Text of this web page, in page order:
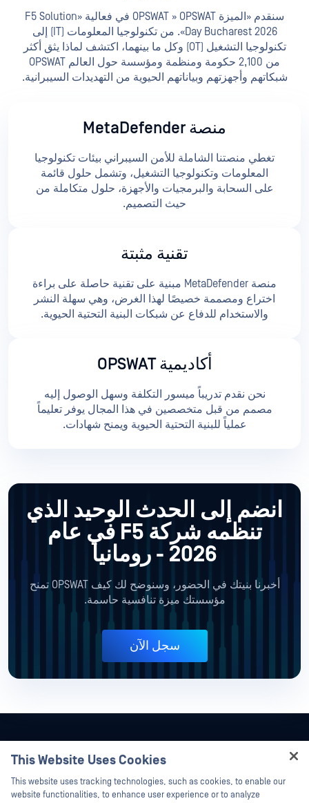
سنقدم «الميزة OPSWAT » OPSWAT في فعالية «F5 Solution
Day Bucharest 2026». من تكنولوجيا المعلومات (IT) إلى
تكنولوجيا التشغيل (OT) وكل ما بينهما، اكتشف لماذا يثق أكثر
من 2,100 حكومة ومنظمة ومؤسسة حول العالم OPSWAT
شبكاتهم وأجهزتهم وبياناتهم الحيوية من التهديدات السيبرانية.
منصة MetaDefender
تغطي منصتنا الشاملة للأمن السيبراني بيئات تكنولوجيا
المعلومات وتكنولوجيا التشغيل، وتشمل حلول قائمة
على السحابة والبرمجيات والأجهزة، حلول متكاملة من
حيث التصميم.
تقنية مثبتة
منصة MetaDefender مبنية على تقنية حاصلة على براءة
اختراع ومصممة خصيصًا لهذا الغرض، وهي سهلة النشر
والاستخدام للدفاع عن شبكات البنية التحتية الحيوية.
أكاديمية OPSWAT
نحن نقدم تدريباً ميسور التكلفة وسهل الوصول إليه
مصمم من قبل متخصصين في هذا المجال يوفر تعليماً
عملياً للبنية التحتية الحيوية ويمنح شهادات.
انضم إلى الحدث الوحيد الذي
تنظمه شركة F5
في عام
2026 - رومانيا
أخبرنا بنيتك في الحضور، وسنوضح لك كيف OPSWAT تمنح
مؤسستك ميزة تنافسية حاسمة.
سجل الآن
This Website Uses Cookies
This website uses tracking technologies, such as cookies, to enable our
website functionalities, to enhance user experience or to analyze
Hey there!
I'm Ozzy, your OPSWAT virtual assistant.